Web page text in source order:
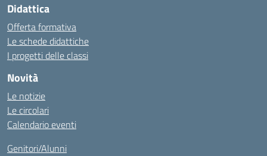
Didattica
Offerta formativa
Le schede didattiche
I progetti delle classi
Novità
Le notizie
Le circolari
Calendario eventi
Genitori/Alunni